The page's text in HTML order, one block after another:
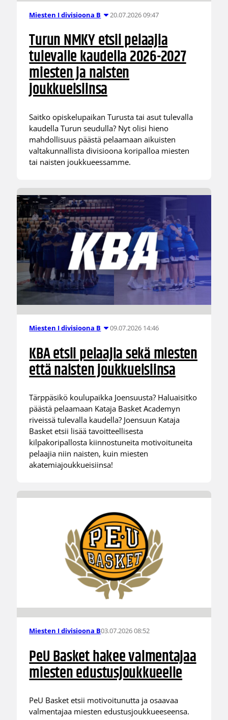
Miesten I divisioona B 20.07.2026 09:47
Turun NMKY etsii pelaajia
tulevalle kaudella 2026-2027
miesten ja naisten
joukkueisiinsa
Saitko opiskelupaikan Turusta tai asut tulevalla
kaudella Turun seudulla? Nyt olisi hieno
mahdollisuus päästä pelaamaan aikuisten
valtakunnallista divisioona koripalloa miesten
tai naisten joukkueessamme.
Miesten I divisioona B 09.07.2026 14:46
KBA etsii pelaajia sekä miesten
että naisten joukkueisiinsa
Tärppäsikö koulupaikka Joensuusta? Haluaisitko
päästä pelaamaan Kataja Basket Academyn
riveissä tulevalla kaudella? Joensuun Kataja
Basket etsii lisää tavoitteellisesta
kilpakoripallosta kiinnostuneita motivoituneita
pelaajia niin naisten, kuin miesten
akatemiajoukkueisiinsa!
Miesten I divisioona B03.07.2026 08:52
PeU Basket hakee valmentajaa
miesten edustusjoukkueelle
PeU Basket etsii motivoitunutta ja osaavaa
valmentajaa miesten edustusjoukkueeseensa.